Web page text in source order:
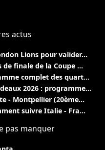
actus
Lions pour valider...
finale de la Coupe ...
complet des quart...
2026 : programme...
- Montpellier (20ème...
suivre Italie - Fra...
pas manquer